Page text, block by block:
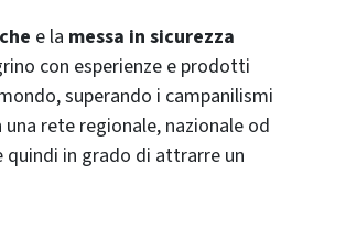
e la messa in sicurezza
con esperienze e prodotti
superando i campanilismi
rete regionale, nazionale od
in grado di attrarre un